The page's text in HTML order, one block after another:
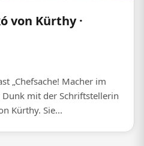
von Kürthy ·
„Chefsache! Macher im
Dunk mit der Schriftstellerin
Kürthy. Sie...